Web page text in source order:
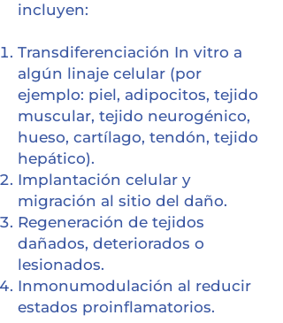
incluyen:
Transdiferenciación In vitro a
algún linaje celular (por
ejemplo: piel, adipocitos, tejido
muscular, tejido neurogénico,
hueso, cartílago, tendón, tejido
hepático).
Implantación celular y
migración al sitio del daño.
Regeneración de tejidos
dañados, deteriorados o
lesionados.
Inmonumodulación al reducir
estados proinflamatorios.